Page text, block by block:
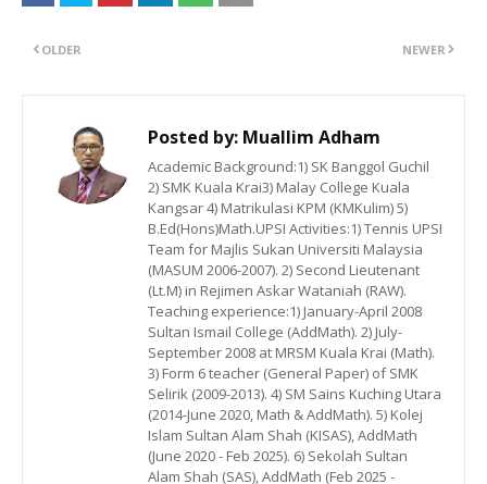
NEWER
OLDER
Posted by: Muallim Adham
Academic Background:1) SK Banggol Guchil
2) SMK Kuala Krai3) Malay College Kuala
Kangsar 4) Matrikulasi KPM (KMKulim) 5)
B.Ed(Hons)Math.UPSI Activities:1) Tennis UPSI
Team for Majlis Sukan Universiti Malaysia
(MASUM 2006-2007). 2) Second Lieutenant
(Lt.M) in Rejimen Askar Wataniah (RAW).
Teaching experience:1) January-April 2008
Sultan Ismail College (AddMath). 2) July-
September 2008 at MRSM Kuala Krai (Math).
3) Form 6 teacher (General Paper) of SMK
Selirik (2009-2013). 4) SM Sains Kuching Utara
(2014-June 2020, Math & AddMath). 5) Kolej
Islam Sultan Alam Shah (KISAS), AddMath
(June 2020 - Feb 2025). 6) Sekolah Sultan
Alam Shah (SAS), AddMath (Feb 2025 -